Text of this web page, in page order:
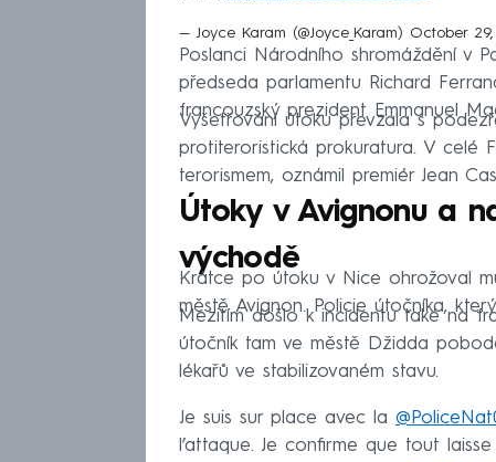
— Joyce Karam (@Joyce_Karam) October
Poslanci Národního shromáždění v
předseda parlamentu Richard
francouzský prezident Emmanuel
Vyšetřování útoku převzala s
protiteroristická prokuratura. V celé
terorismem, oznámil premiér Jean
Útoky v Avignonu a
východě
Krátce po útoku v Nice ohrožoval
městě Avignon. Policie útočníka,
Mezitím došlo k incidentu také na
útočník tam ve městě Džidda
lékařů ve stabilizovaném stavu.
Je suis sur place avec la
l’attaque. Je confirme que tout